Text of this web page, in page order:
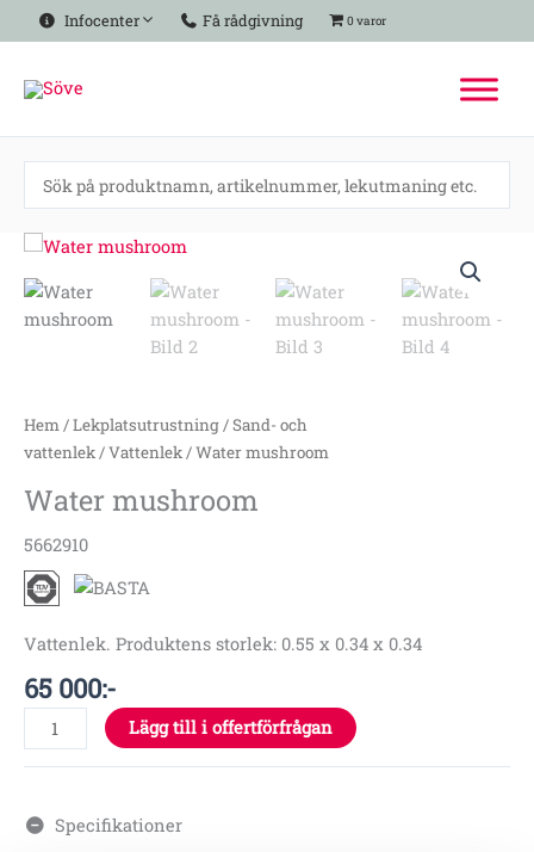
Hoppa
till
Infocenter Få rådgivning 0 varor
Hem/Lekplatsutrustning/Sand- och
vattenlek/Vattenlek/ Water mushroom
Water mushroom
5662910
Vattenlek. Produktens storlek: 0.55 x 0.34 x 0.34
65 000:-
Water
mushroom
mängd
Lägg till i offertförfrågan
Specifikationer